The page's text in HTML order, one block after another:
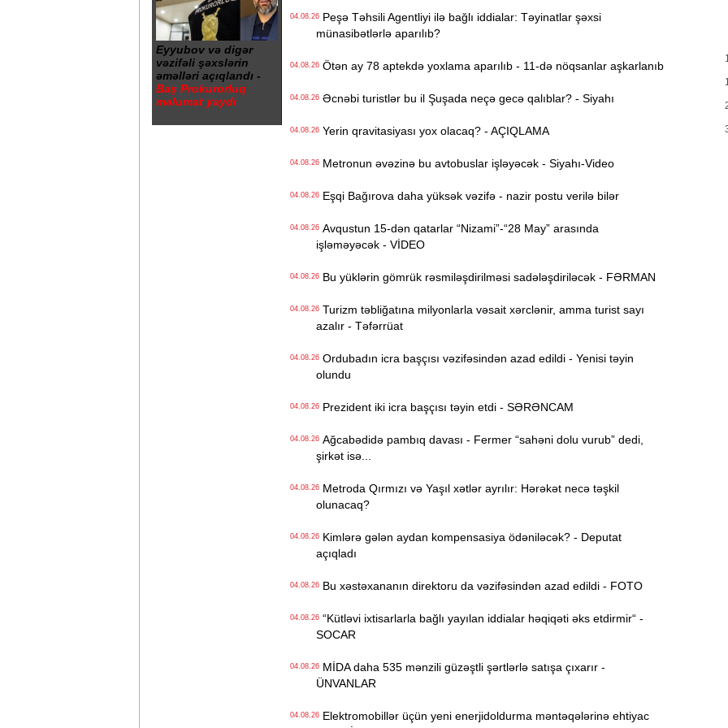
Eyyubov və digər
vəzifəli şəxslərin
əməlləri açıqlandı -
Baş Prokurorluq
məlumat yaydı
04.08.26Peşə Təhsili Agentliyi ilə bağlı iddialar: Təyinatlar şəxsi
münasibətlərlə aparılıb?
04.08.26Ötən ay 78 aptekdə yoxlama aparılıb - 11-də nöqsanlar aşkarlanıb
04.08.26Əcnəbi turistlər bu il Şuşada neçə gecə qalıblar? - Siyahı
04.08.26Yerin qravitasiyası yox olacaq? - AÇIQLAMA
04.08.26Metronun əvəzinə bu avtobuslar işləyəcək - Siyahı-Video
04.08.26Eşqi Bağırova daha yüksək vəzifə - nazir postu verilə bilər
04.08.26Avqustun 15-dən qatarlar “Nizami”-“28 May” arasında
işləməyəcək - VİDEO
04.08.26Bu yüklərin gömrük rəsmiləşdirilməsi sadələşdiriləcək - FƏRMAN
04.08.26Turizm təbliğatına milyonlarla vəsait xərclənir, amma turist sayı
azalır - Təfərrüat
04.08.26Ordubadın icra başçısı vəzifəsindən azad edildi - Yenisi təyin
olundu
04.08.26Prezident iki icra başçısı təyin etdi - SƏRƏNCAM
04.08.26Ağcabədidə pambıq davası - Fermer “sahəni dolu vurub” dedi,
şirkət isə...
04.08.26Metroda Qırmızı və Yaşıl xətlər ayrılır: Hərəkət necə təşkil
olunacaq?
04.08.26Kimlərə gələn aydan kompensasiya ödəniləcək? - Deputat
açıqladı
04.08.26Bu xəstəxananın direktoru da vəzifəsindən azad edildi - FOTO
04.08.26“Kütləvi ixtisarlarla bağlı yayılan iddialar həqiqəti əks etdirmir“ -
SOCAR
04.08.26MİDA daha 535 mənzili güzəştli şərtlərlə satışa çıxarır -
ÜNVANLAR
04.08.26Elektromobillər üçün yeni enerjidoldurma məntəqələrinə ehtiyac